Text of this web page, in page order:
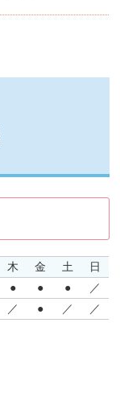
木 金 土
日
● ● ●
／
／ ● ／ ／